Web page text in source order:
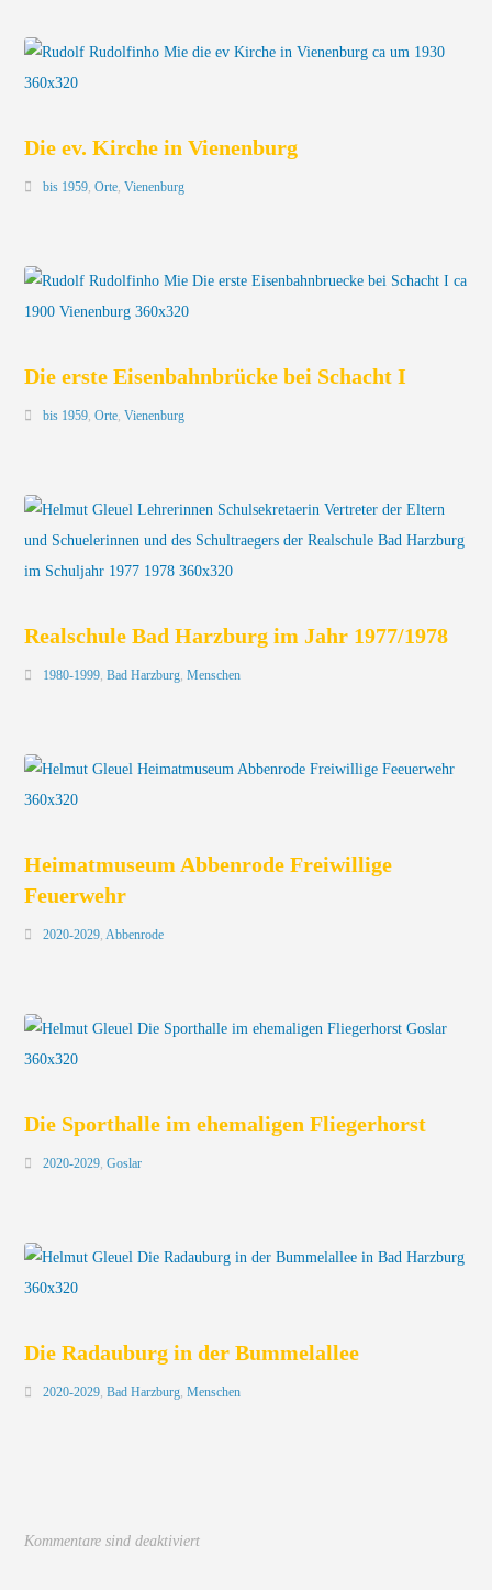
Die ev. Kirche in Vienenburg
bis 1959,Orte,Vienenburg
Die erste Eisenbahnbrücke bei Schacht I
bis 1959,Orte,Vienenburg
Realschule Bad Harzburg im Jahr 1977/1978
1980-1999,Bad Harzburg,Menschen
Heimatmuseum Abbenrode Freiwillige
Feuerwehr
2020-2029,Abbenrode
Die Sporthalle im ehemaligen Fliegerhorst
2020-2029,Goslar
Die Radauburg in der Bummelallee
2020-2029,Bad Harzburg,Menschen
Kommentare sind deaktiviert